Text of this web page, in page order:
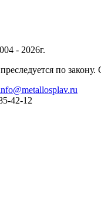
- 2026г.
по
42-12